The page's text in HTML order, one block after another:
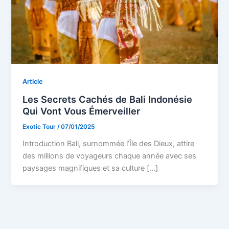
Article
Les Secrets Cachés de Bali Indonésie
Qui Vont Vous Émerveiller
Exotic Tour /07/01/2025
Introduction Bali, surnommée l’Île des Dieux, attire
des millions de voyageurs chaque année avec ses
paysages magnifiques et sa culture […]